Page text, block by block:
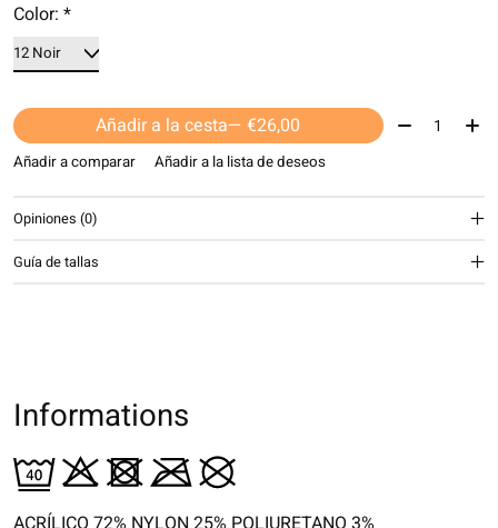
Color: *
Añadir a la cesta — €26,00 Cantidad:
Añadir a comparar Añadir a la lista de deseos
Opiniones (0)
Guía de tallas
Informations